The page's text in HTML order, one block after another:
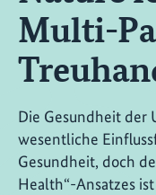
Multi-
Die Gesundheit der
wesentliche
Gesundheit, doch
Health“-Ansatzes